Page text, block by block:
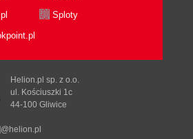
Sploty
Helion.pl sp. z o.o.
ul. Kościuszki 1c
44-100 Gliwice